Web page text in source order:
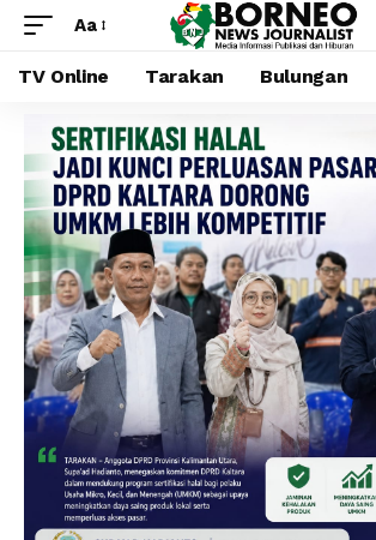
Aa
TV Online Tarakan Bulungan